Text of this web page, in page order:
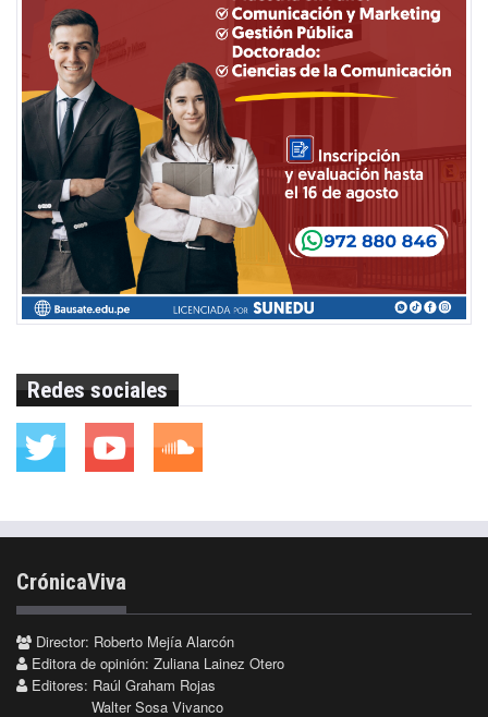
Redes sociales
CrónicaViva
Director: Roberto Mejía Alarcón
Editora de opinión: Zuliana Lainez Otero
Editores: Raúl Graham Rojas
Walter Sosa Vivanco